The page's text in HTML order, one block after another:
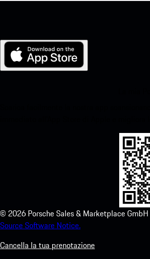
© 2026 Porsche Sales & Marketplace GmbH
Source Software Notice.
Cancella la tua prenotazione